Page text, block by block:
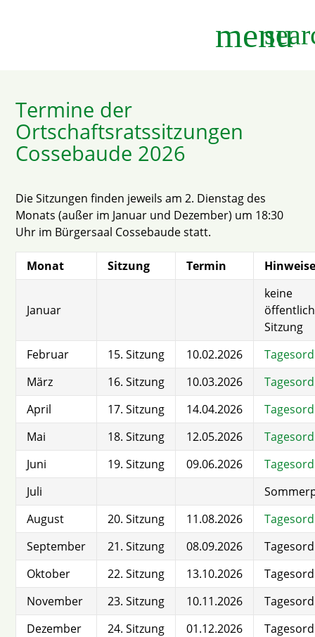
menu
Suchbegriffe
Termine der
Ortschaftsratssitzungen
Cossebaude 2026
Die Sitzungen finden jeweils am 2. Dienstag des
Monats (außer im Januar und Dezember) um 18:30
Uhr im Bürgersaal Cossebaude statt.
Monat Sitzung Termin
Januar
keine
Sitzung
Februar
15. Sitzung 10.02.2026
März
16. Sitzung 10.03.2026
April
17. Sitzung 14.04.2026
Mai
18. Sitzung 12.05.2026
Juni
19. Sitzung 09.06.2026
Juli
August
20. Sitzung 11.08.2026
September
21. Sitzung 08.09.2026
Oktober
22. Sitzung 13.10.2026
November
23. Sitzung 10.11.2026
Dezember
24. Sitzung 01.12.2026